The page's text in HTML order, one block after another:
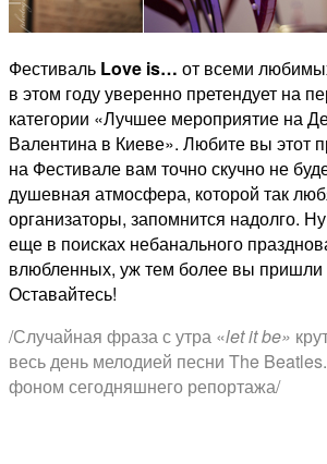
Фестиваль Love is… от всеми
в этом году уверенно претендует на
категории «Лучшее мероприятие на
Валентина в Киеве». Любите вы этот
на Фестивале вам точно скучно не
душевная атмосфера, которой так
организаторы, запомнится надолго.
еще в поисках небанального
влюбленных, уж тем более вы пришли
Оставайтесь!
/Случайная фраза с утра «let it be»
весь день мелодией песни The
фоном сегодняшнего репортажа/